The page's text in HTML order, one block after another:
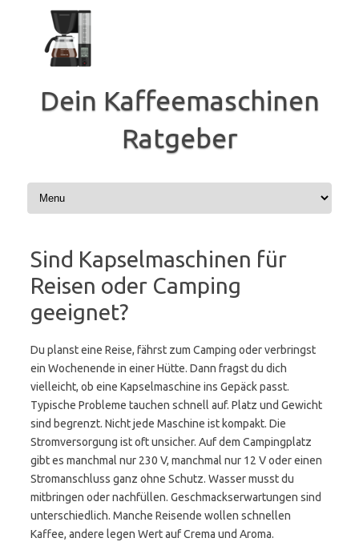
springen
Dein Kaffeemaschinen
Ratgeber
Sind Kapselmaschinen für
Reisen oder Camping
geeignet?
Du planst eine Reise, fährst zum Camping oder verbringst
ein Wochenende in einer Hütte. Dann fragst du dich
vielleicht, ob eine Kapselmaschine ins Gepäck passt.
Typische Probleme tauchen schnell auf. Platz und Gewicht
sind begrenzt. Nicht jede Maschine ist kompakt. Die
Stromversorgung ist oft unsicher. Auf dem Campingplatz
gibt es manchmal nur 230 V, manchmal nur 12 V oder einen
Stromanschluss ganz ohne Schutz. Wasser musst du
mitbringen oder nachfüllen. Geschmackserwartungen sind
unterschiedlich. Manche Reisende wollen schnellen
Kaffee, andere legen Wert auf Crema und Aroma.